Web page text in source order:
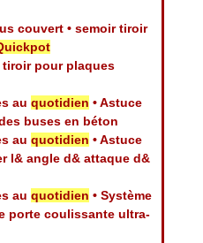
couvert • semoir tiroir
tiroir pour plaques
auquotidien • Astuce
buses en béton
auquotidien • Astuce
l& angle d& attaque d&
auquotidien • Système
porte coulissante ultra-